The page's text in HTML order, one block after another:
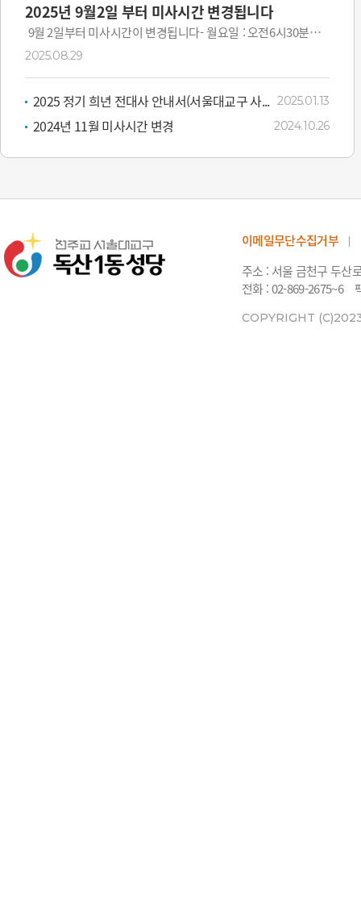
2025년 9월2일 부터 미사시간 변경됩니다
9월 2일부터 미사시간이 변경됩니다- 월요일 : 오전6시30분
(변동 없음)- 화요일 : 오후7시(오전 10시미사 폐지)- 수·목...
2025.08.29
2025 정기 희년 전대사 안내서(서울대교구 사... 2025.01.13
2024년 11월 미사시간 변경 2024.10.26
이메일무단수집거부
주소 : 서울 금천구 두산
전화 : 02-869-2675~6
COPYRIGHT